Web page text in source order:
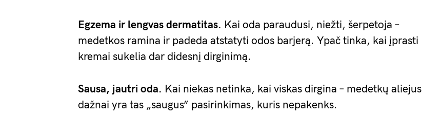
Egzema ir lengvas dermatitas. Kai oda paraudusi, niežti, šerpetoja –
medetkos ramina ir padeda atstatyti odos barjerą. Ypač tinka, kai įprasti
kremai sukelia dar didesnį dirginimą.
Sausa, jautri oda. Kai niekas netinka, kai viskas dirgina – medetkų aliejus
dažnai yra tas „saugus” pasirinkimas, kuris nepakenks.